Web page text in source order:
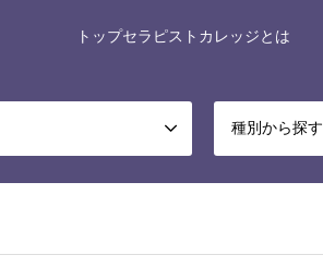
トップセラピストカレッジとは
種別から探す